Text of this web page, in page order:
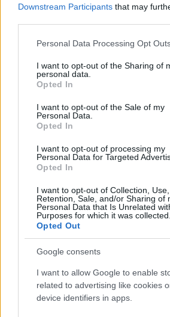
Downstream Participants that may
Please note that this website/app uses
not limited to your visit or usage
grant or deny consent to Google and its
use your data for below specified
consent section.
Personal Data Processing Opt
I want to opt-out of the Sharing of
personal data.
Opted In
I want to opt-out of the Sale of my
Personal Data.
Opted In
I want to opt-out of processing my
Personal Data for Targeted
Opted In
I want to opt-out of Collection, Use,
Retention, Sale, and/or Sharing of
Personal Data that Is Unrelated
Purposes for which it was collected.
Opted Out
Google consents
I want to allow Google to enable
related to advertising like cookies
device identifiers in apps.
15 millió forint gyűlt
támogatására
amelyet az eSzínházat is működtető
Színházakért indított. 15 független
színházi neveléssel foglalkozó
összegyűlt támogatásból, amelyet az
kapnak az érintettek.
PROGRAM
A férfiak összeomlanak,
pedig stand-upol a Vidor
Idén öt helyszínen huszonkét színházi
estet és irodalmi-zenés előadást
az augusztus 23. és 31. közötti Vidor
Nyíregyházán.